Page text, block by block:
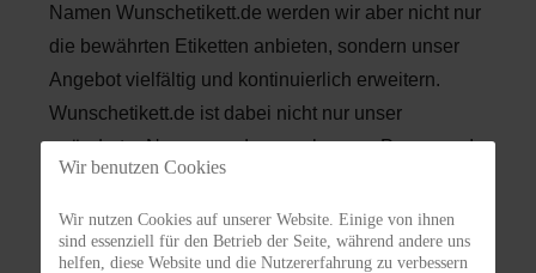
Namen Wunschetikett.de werden wir aber nicht nur
die bewährten Etiketten anbieten, sondern unser
Angebot vielfältig und kontinuierlich erweitern.
Wunschetikett.de ist dabei nicht nur unser
geänderter Name, sondern auch unser Programm!
Gewähr-/Siegelverschluss für Honiggläser sind
unsere Etiketten für eine Vielzahl von Produkten,
Wir benutzen Cookies
Wir nutzen Cookies auf unserer Website. Einige von ihnen
sind essenziell für den Betrieb der Seite, während andere uns
helfen, diese Website und die Nutzererfahrung zu verbessern